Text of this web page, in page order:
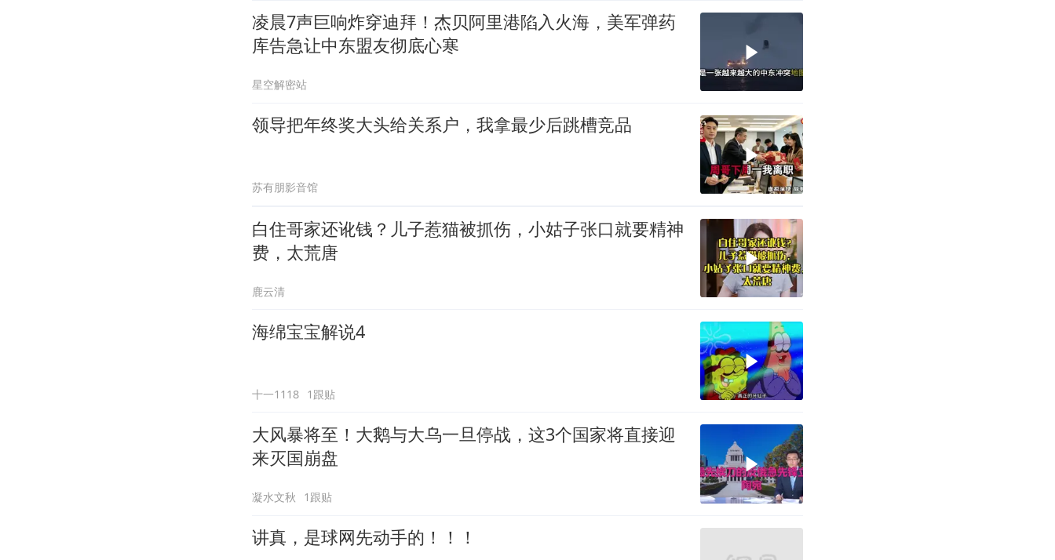
凌晨7声巨响炸穿迪拜！杰贝阿里港陷入火海，美军弹药
库告急让中东盟友彻底心寒
星空解密站
领导把年终奖大头给关系户，我拿最少后跳槽竞品
苏有朋影音馆
白住哥家还讹钱？儿子惹猫被抓伤，小姑子张口就要精神
费，太荒唐
鹿云清
海绵宝宝解说4
十一1118 1跟贴
大风暴将至！大鹅与大乌一旦停战，这3个国家将直接迎
来灭国崩盘
凝水文秋 1跟贴
讲真，是球网先动手的！！！